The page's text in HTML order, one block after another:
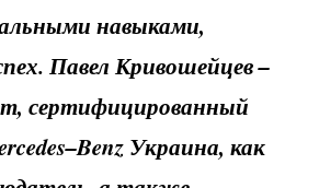
навыками,
Павел Кривошейцев –
сертифицированный
–Benz Украина, как